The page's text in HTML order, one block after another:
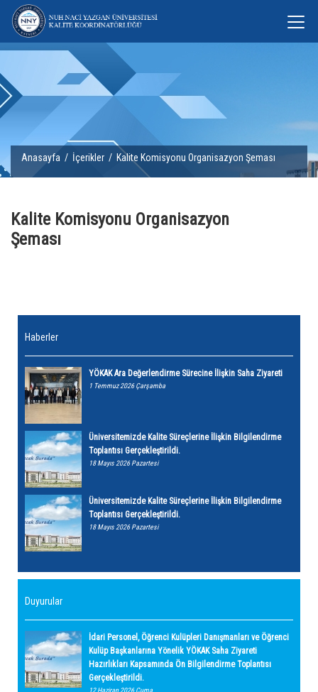
Anasayfa / İçerikler / Kalite Komisyonu Organisazyon Şeması
Kalite Komisyonu Organisazyon
Şeması
Haberler
YÖKAK Ara Değerlendirme Sürecine İlişkin Saha Ziyareti
1 Temmuz 2026 Çarşamba
Üniversitemizde Kalite Süreçlerine İlişkin Bilgilendirme
Toplantısı Gerçekleştirildi.
18 Mayıs 2026 Pazartesi
Üniversitemizde Kalite Süreçlerine İlişkin Bilgilendirme
Toplantısı Gerçekleştirildi.
18 Mayıs 2026 Pazartesi
Duyurular
İdari Personel, Öğrenci Kulüpleri Danışmanları ve Öğrenci
Kulüp Başkanlarına Yönelik YÖKAK Saha Ziyareti
Hazırlıkları Kapsamında Ön Bilgilendirme Toplantısı
Gerçekleştirildi.
12 Haziran 2026 Cuma